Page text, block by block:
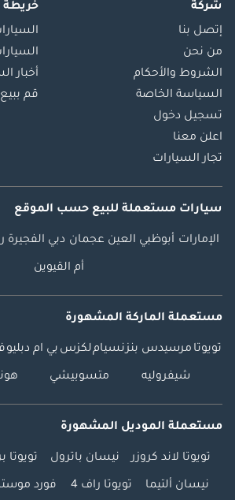
شركة
إتصل بنا
من نحن
الشروط والأحكام
السياسة الخاصة
تسجيل دخول
اعلن معنا
تجار السيارات
خريطة
أخبار
قم
سيارات مستعملة للبيع حسب الموقع
الإمارات أبوظبي العين عجمان دبي الفجيرة
أم القيوين
مستعملة الماركة المشهورة
تويوتا مرسيدس بنزنسياملكزس بي ام دبليو
شيفروليه متسوبيشي
مستعملة الموديل المشهورة
تويوتا لاند كروزر نيسان باترول تويوتا
نيسان ألتيما تويوتا راف 4 فورد